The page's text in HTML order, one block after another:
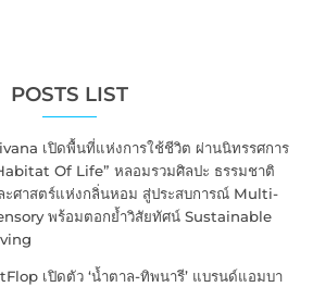
POSTS LIST
เปิดพื้นที่แห่งการใช้ชีวิต ผ่านนิทรรศการ
Of Life” หลอมรวมศิลปะ ธรรมชาติ
ะศาสตร์แห่งกลิ่นหอม สู่ประสบการณ์ Multi-
พร้อมตอกย้ำวิสัยทัศน์ Sustainable
เปิดตัว ‘น้ำตาล-ทิพนารี’ แบรนด์แอมบา